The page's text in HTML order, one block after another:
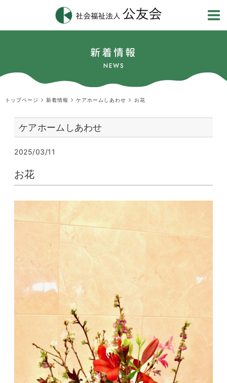
新着情報
NEWS
トップページ 新着情報 ケアホームしあわせ お花
ケアホームしあわせ
2025/03/11
お花